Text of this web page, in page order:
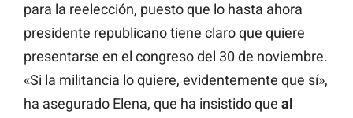
para la reelección, puesto que lo hasta ahora
presidente republicano tiene claro que quiere
presentarse en el congreso del 30 de noviembre.
«Si la militancia lo quiere, evidentemente que sí»,
ha asegurado Elena, que ha insistido que al